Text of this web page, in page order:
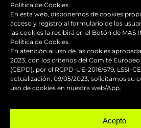
Política de Cookies.
En esta web, disponemos de cookies
acceso y registro al formulario de los
las cookies la recibirá en el Botón de MAS
Política de Cookies.
En atención al uso de las cookies
2023, con los criterios del Comité
(CEPD), por el RGPD-UE-2016/679, LSSI-
actualización, 09/05/2023, solicitamos su
uso de cookies en nuestra web/App.
Acepto